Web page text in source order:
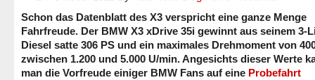
Schon das Datenblatt des X3 verspricht eine ganze Menge
Fahrfreude. Der BMW X3 xDrive 35i gewinnt aus seinem 3-
Diesel satte 306 PS und ein maximales Drehmoment von
zwischen 1.200 und 5.000 U/min. Angesichts dieser Werte
man die Vorfreude einiger BMW Fans auf eine Probefahrt